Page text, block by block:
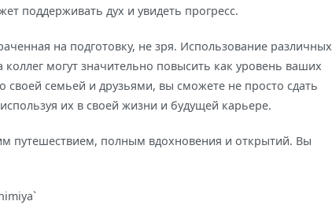
поддерживать дух и увидеть прогресс.
на подготовку, не зря. Использование различных
могут значительно повысить как уровень ваших
своей семьей и друзьями, вы сможете не просто сдать
их в своей жизни и будущей карьере.
путешествием, полным вдохновения и открытий. Вы